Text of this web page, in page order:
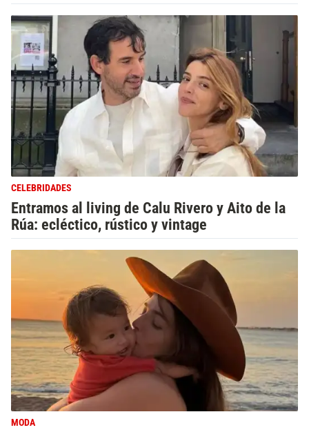
CELEBRIDADES
Entramos al living de Calu Rivero y Aito de la
Rúa: ecléctico, rústico y vintage
MODA